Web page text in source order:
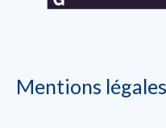
Mentions légales